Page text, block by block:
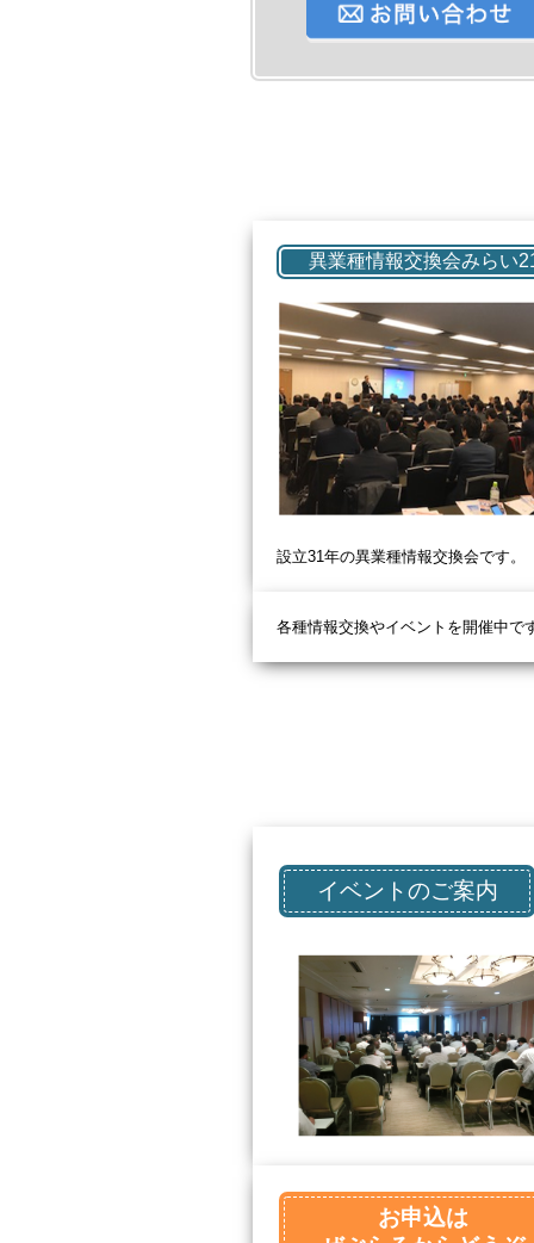
異業種情報交換会みらい
設立31年の異業種情報交換会です。
各種情報交換やイベントを開催中で
イベントのご案内
お申込は